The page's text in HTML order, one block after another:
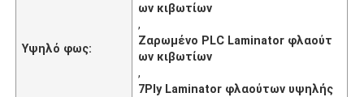
Υψηλό φως:
ων κιβωτίων
,
Ζαρωμένο PLC Laminator φλαούτ
ων κιβωτίων
,
7Ply Laminator φλαούτων υψηλής